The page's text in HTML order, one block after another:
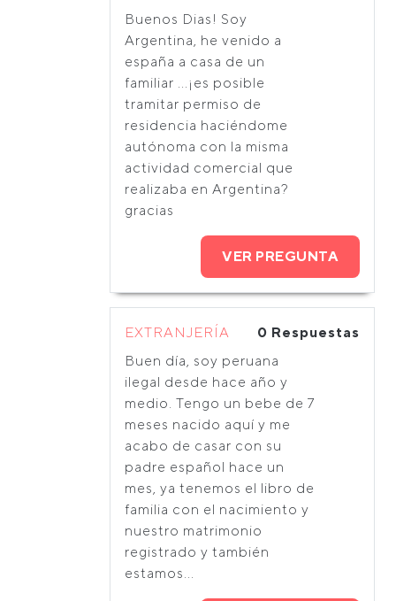
Buenos Dias! Soy
Argentina, he venido a
españa a casa de un
familiar ...¡es posible
tramitar permiso de
residencia haciéndome
autónoma con la misma
actividad comercial que
realizaba en Argentina?
gracias
VER PREGUNTA
EXTRANJERÍA
0 Respuestas
Buen día, soy peruana
ilegal desde hace año y
medio. Tengo un bebe de 7
meses nacido aquí y me
acabo de casar con su
padre español hace un
mes, ya tenemos el libro de
familia con el nacimiento y
nuestro matrimonio
registrado y también
estamos...